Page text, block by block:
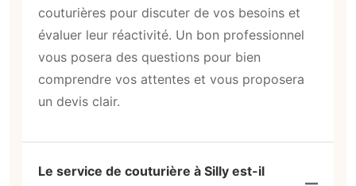
couturières pour discuter de vos besoins et
évaluer leur réactivité. Un bon professionnel
vous posera des questions pour bien
comprendre vos attentes et vous proposera
un devis clair.
Le service de couturière à Silly est-il